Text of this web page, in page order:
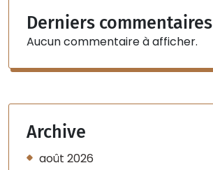
Derniers commentaires
Aucun commentaire à afficher.
Archive
août 2026